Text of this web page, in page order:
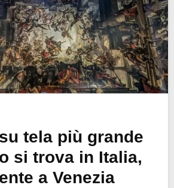
tela più grande
si trova in Italia,
a Venezia